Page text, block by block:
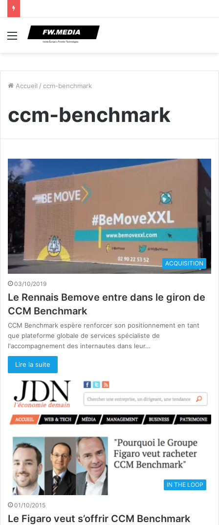
Menu
Accueil / ccm-benchmark
ccm-benchmark
ACQUISITION
03/10/2019
Le Rennais Bemove entre dans le giron de
CCM Benchmark
CCM Benchmark espère renforcer son positionnement en tant
que plateforme globale de services spécialiste de
l'accompagnement des internautes dans leur…
Lire la suite
IN THE LOOP
01/10/2015
Le Figaro veut s’offrir CCM Benchmark